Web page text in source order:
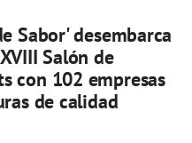
Sabor' desembarca
Salón de
con 102 empresas
de calidad